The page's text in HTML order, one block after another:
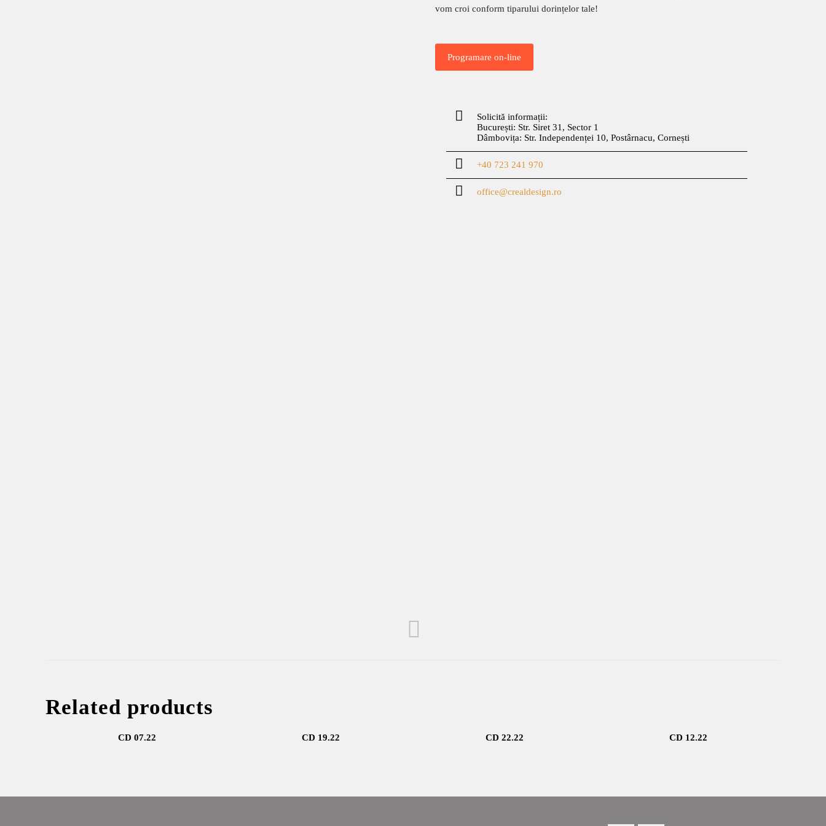
vom croi conform tiparului dorințelor tale!
Programare on-line
Solicită informații:
București: Str. Siret 31, Sector 1
Dâmbovița: Str. Independenței 10, Postârnacu, Cornești
+40 723 241 970
office@crealdesign.ro
Related products
CD 07.22 CD 19.22 CD 22.22 CD 12.22